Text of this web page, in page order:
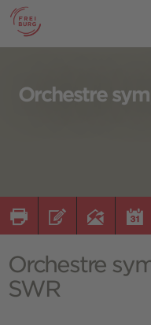
Orchestre
Orchestre
SWR